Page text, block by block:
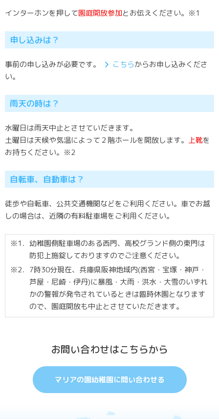
インターホンを押して園庭開放参加とお伝えください。※1
申し込みは？
事前の申し込みが必要です。 こちらからお申し込みくださ
い。
雨天の時は？
水曜日は雨天中止とさせていだきます。
土曜日は天候や気温によって２階ホールを開放します。
上靴を
お持ちください。※2
自転車、自動車は？
徒歩や自転車、公共交通機関などをご利用ください。車でお越
しの場合は、近隣の有料駐車場をご利用ください。
※1． 幼稚園側駐車場のある西門、高校グランド側の東門は
防犯上施錠しておりますのでご注意ください。
※2． 7時30分現在、兵庫県阪神地域内(西宮・宝塚・神戸・
芦屋・尼崎・伊丹)に暴風・大雨・洪水・大雪のいずれ
かの警報が発令されているときは臨時休園となります
ので、園庭開放も中止とさせていただきます。
お問い合わせはこちらから
マリアの園幼稚園に問い合わせる